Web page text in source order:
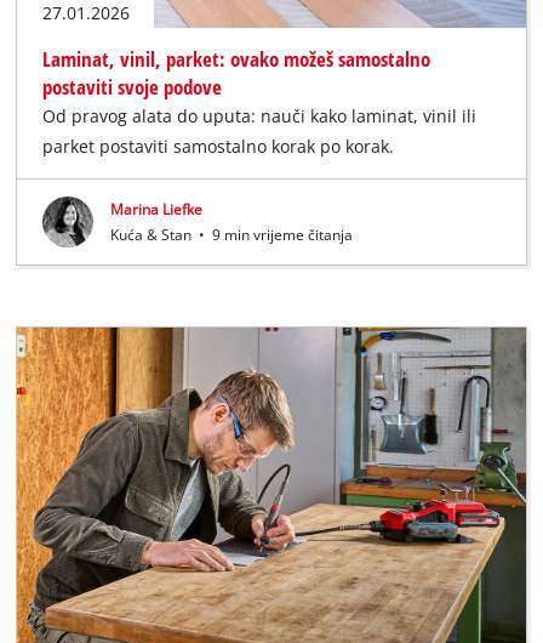
27.01.2026
Laminat, vinil, parket: ovako možeš samostalno
postaviti svoje podove
Od pravog alata do uputa: nauči kako laminat, vinil ili
parket postaviti samostalno korak po korak.
Marina Liefke
Kuća & Stan • 9 min vrijeme čitanja